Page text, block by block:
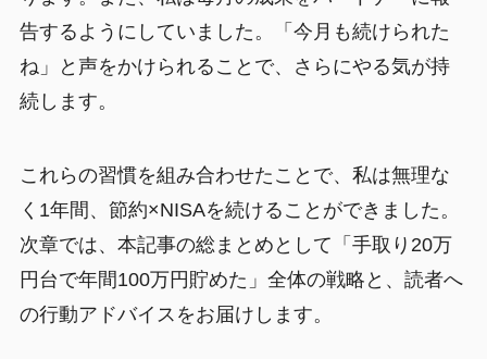
告するようにしていました。「今月も続けられた
ね」と声をかけられることで、さらにやる気が持
続します。
これらの習慣を組み合わせたことで、私は無理な
く1年間、節約×NISAを続けることができました。
次章では、本記事の総まとめとして「手取り20万
円台で年間100万円貯めた」全体の戦略と、読者へ
の行動アドバイスをお届けします。